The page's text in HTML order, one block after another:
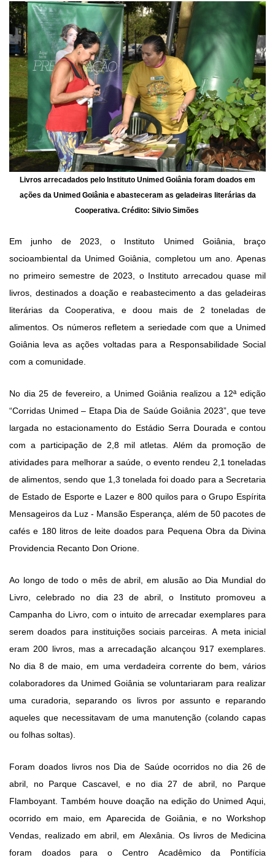
Livros arrecadados pelo Instituto Unimed Goiânia foram doados em
ações da Unimed Goiânia e abasteceram as geladeiras literárias da
Cooperativa. Crédito: Silvio Simões
Em junho de 2023, o Instituto Unimed Goiânia, braço
socioambiental da Unimed Goiânia, completou um ano. Apenas
no primeiro semestre de 2023, o Instituto arrecadouquase mil
livros, destinados a doação e reabastecimentoa das geladeiras
literárias da Cooperativa, edoou mais de 2 toneladas de
alimentos.Os números refletem a seriedade com que a Unimed
Goiânia levaasações voltadas para a Responsabilidade Social
com a comunidade.
No dia 25 de fevereiro, a Unimed Goiânia realizou a 12ª edição
“Corridas Unimed – Etapa Dia de Saúde Goiânia 2023”, que teve
largada no estacionamento do Estádio Serra Dourada e contou
com a participação de 2,8 mil atletas. Além da promoção de
atividades para melhorar a saúde, o evento rendeu 2,1 toneladas
de alimentos, sendo que 1,3 tonelada foi doado para a Secretaria
de Estado de Esporte e Lazer e 800 quilos para o Grupo Espírita
Mensageiros da Luz - Mansão Esperança, além de 50 pacotes de
cafés e 180 litros de leite doados para Pequena Obra da Divina
Providencia Recanto Don Orione.
Ao longo de todo o mês de abril, em alusão ao Dia Mundial do
Livro, celebrado no dia 23 de abril, o Instituto promoveu a
Campanha do Livro, com o intuito de arrecadar exemplares para
serem doados para instituições sociais parceiras. A meta inicial
eram 200 livros, mas a arrecadação alcançou 917 exemplares.
No dia 8 de maio, em uma verdadeira corrente do bem, vários
colaboradores da Unimed Goiânia se voluntariaram para realizar
uma curadoria, separando os livros por assunto e reparando
aqueles que necessitavam de uma manutenção (colando capas
ou folhas soltas).
Foram doados livros nos Dia de Saúde ocorridos no dia 26 de
abril, no Parque Cascavel, e no dia 27 de abril, no Parque
Flamboyant. Também houve doação na edição do Unimed Aqui,
ocorrido em maio, em Aparecida de Goiânia, e no Workshop
Vendas, realizado em abril, em Alexânia. Os livros de Medicina
foram doados para o Centro Acadêmico da Pontifícia